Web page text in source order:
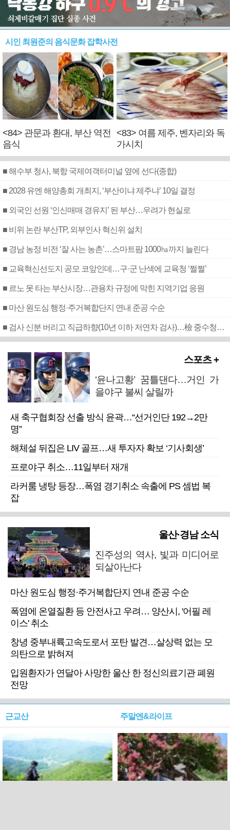
시인 최원준의 음식문화 잡학사전
<84> 관문과 환대, 부산 역전
음식
<83> 여름 제주, 벤자리와 독
가시치
■ 해수부 청사, 북항 국제여객터미널 옆에 선다(종합)
■ 2028 유엔 해양총회 개최지, ‘부산이냐 제주냐’ 10일 결정
■ 외국인 선원 ‘인신매매 경유지’ 된 부산…우려가 현실로
■ 비위 논란 부산TP, 외부인사 혁신위 설치
■ 경남 농정 비전 ‘잘 사는 농촌’…스마트팜 1000㏊까지 늘린다
■ 교육혁신선도지 공모 코앞인데…구·군 난색에 교육청 ‘쩔쩔’
■ 르노 못 타는 부산시장…관용차 규정에 막힌 지역기업 응원
■ 마산 원도심 행정·주거복합단지 연내 준공 수순
■ 검사 신분 버리고 직급하향(10년 이하 저연차 검사)…檢 중수청행 기피
스포츠 +
‘윤나고황’ 꿈틀댄다…거인 가
을야구 불씨 살릴까
새 축구협회장 선출 방식 윤곽…“선거인단 192→2만
명”
해체설 뒤집은 LIV 골프…새 투자자 확보 ‘기사회생’
프로야구 취소…11일부터 재개
라커룸 냉탕 등장…폭염 경기취소 속출에 PS 셈법 복
잡
울산·경남 소식
진주성의 역사, 빛과 미디어로
되살아난다
마산 원도심 행정·주거복합단지 연내 준공 수순
폭염에 온열질환 등 안전사고 우려… 양산시, '어필 레
이스' 취소
창녕 중부내륙고속도로서 포탄 발견…살상력 없는 모
의탄으로 밝혀져
입원환자가 연달아 사망한 울산 한 정신의료기관 폐원
전망
근교산 주말엔&라이프